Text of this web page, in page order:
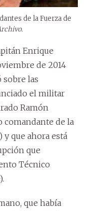
de la Fuerza de
Enrique
de 2014
las
el militar
Ramón
comandante de la
y que ahora está
que
Técnico
que había